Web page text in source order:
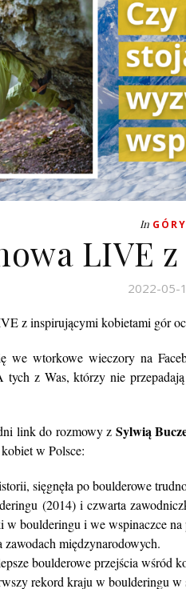
In GÓRY
LIVE
2022-05-
z inspirującymi kobietami gór
wtorkowe wieczory na
tych z Was, którzy nie
link do rozmowy z Sylwią
w Polsce:
sięgnęła po boulderowe
(2014) i czwarta
boulderingu i we wspinaczce na
zawodach międzynarodowych.
boulderowe przejścia wśród
rekord kraju w boulderingu w